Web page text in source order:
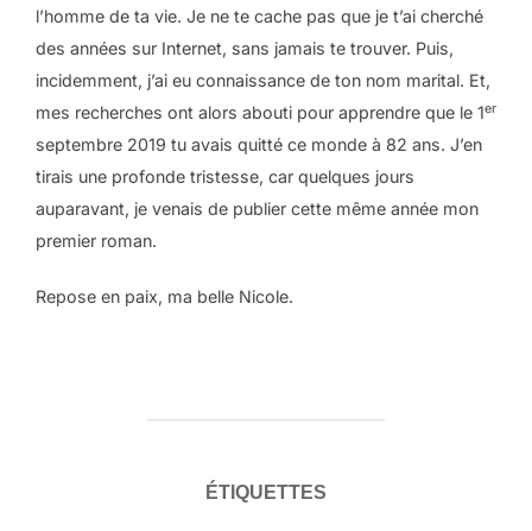
l’homme de ta vie. Je ne te cache pas que je t’ai cherché
des années sur Internet, sans jamais te trouver. Puis,
incidemment, j’ai eu connaissance de ton nom marital. Et,
mes recherches ont alors abouti pour apprendre que le 1er
septembre 2019 tu avais quitté ce monde à 82 ans. J’en
tirais une profonde tristesse, car quelques jours
auparavant, je venais de publier cette même année mon
premier roman.
Repose en paix, ma belle Nicole.
ÉTIQUETTES